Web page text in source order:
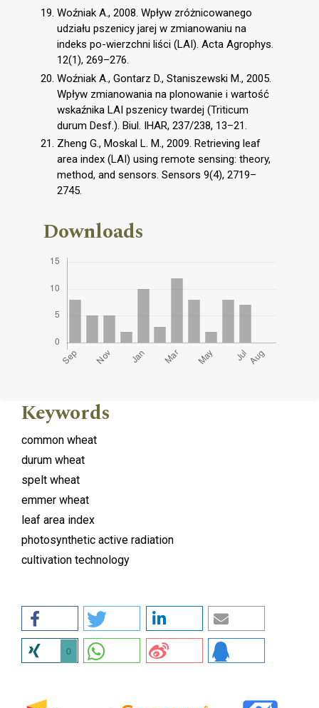
Woźniak A., 2008. Wpływ zróżnicowanego
udziału pszenicy jarej w zmianowaniu na
indeks po-wierzchni liści (LAI). Acta Agrophys.
12(1), 269–276.
Woźniak A., Gontarz D., Staniszewski M., 2005.
Wpływ zmianowania na plonowanie i wartość
wskaźnika LAI pszenicy twardej (Triticum
durum Desf.). Biul. IHAR, 237/238, 13–21.
Zheng G., Moskal L. M., 2009. Retrieving leaf
area index (LAI) using remote sensing: theory,
method, and sensors. Sensors 9(4), 2719–
2745.
Downloads
Keywords
common wheat
durum wheat
spelt wheat
emmer wheat
leaf area index
photosynthetic active radiation
cultivation technology
0